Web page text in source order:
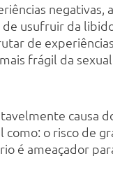
negativas,
usufruir da
de
frágil da
causa
o risco de
é ameaçador